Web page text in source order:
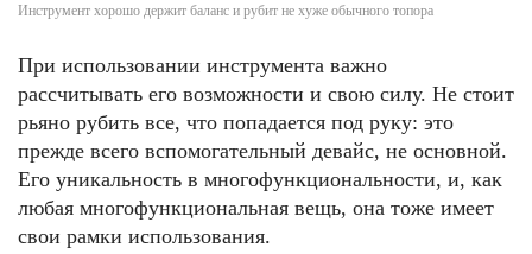
Инструмент хорошо держит баланс и рубит не хуже обычного топора
При использовании инструмента важно
рассчитывать его возможности и свою силу. Не стоит
рьяно рубить все, что попадается под руку: это
прежде всего вспомогательный девайс, не основной.
Его уникальность в многофункциональности, и, как
любая многофункциональная вещь, она тоже имеет
свои рамки использования.